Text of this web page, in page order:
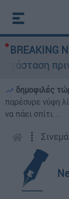
BREAKING
πριν
δημοφιλές
παρέσυρε νύφη
να πάει σπίτι...
┋ Σινεμά